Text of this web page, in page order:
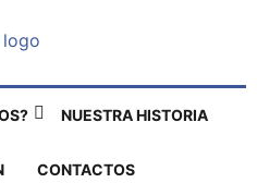
NUESTRA HISTORIA
CONTACTOS